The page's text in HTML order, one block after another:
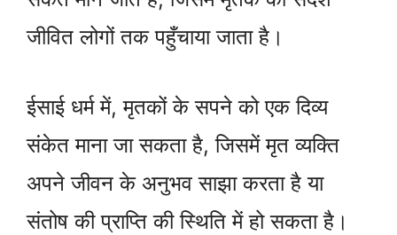
जीवित लोगों तक पहुँचाया जाता है।
ईसाई धर्म में, मृतकों के सपने को एक दिव्य
संकेत माना जा सकता है, जिसमें मृत व्यक्ति
अपने जीवन के अनुभव साझा करता है या
संतोष की प्राप्ति की स्थिति में हो सकता है।